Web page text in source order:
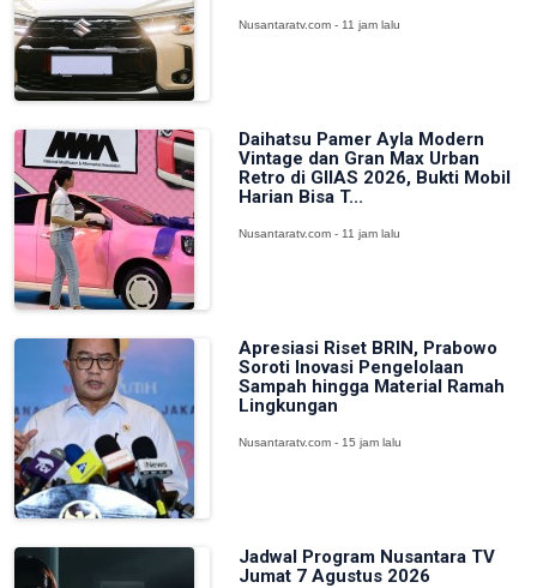
Nusantaratv.com - 11 jam lalu
Daihatsu Pamer Ayla Modern
Vintage dan Gran Max Urban
Retro di GIIAS 2026, Bukti Mobil
Harian Bisa T...
Nusantaratv.com - 11 jam lalu
Apresiasi Riset BRIN, Prabowo
Soroti Inovasi Pengelolaan
Sampah hingga Material Ramah
Lingkungan
Nusantaratv.com - 15 jam lalu
Jadwal Program Nusantara TV
Jumat 7 Agustus 2026